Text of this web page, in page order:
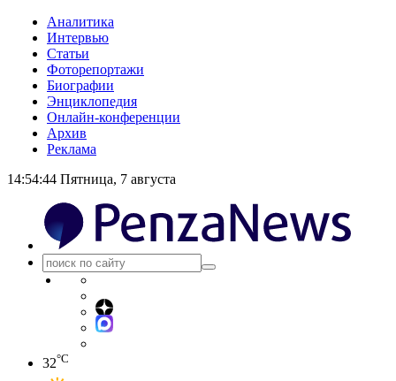
Аналитика
Интервью
Статьи
Фоторепортажи
Биографии
Энциклопедия
Онлайн-конференции
Архив
Реклама
14:54:44 Пятница, 7 августа
32°C